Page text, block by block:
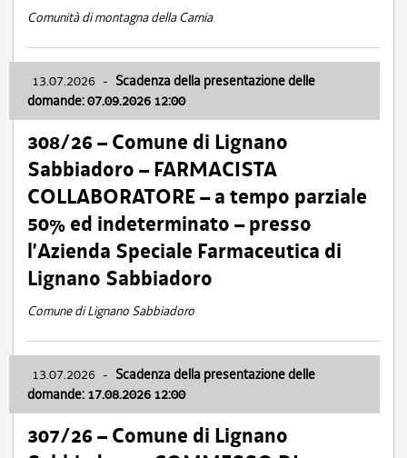
Comunità di montagna della Carnia
13.07.2026 - Scadenza della presentazione delle
domande: 07.09.2026 12:00
308/26 – Comune di Lignano
Sabbiadoro – FARMACISTA
COLLABORATORE – a tempo parziale
50% ed indeterminato – presso
l’Azienda Speciale Farmaceutica di
Lignano Sabbiadoro
Comune di Lignano Sabbiadoro
13.07.2026 - Scadenza della presentazione delle
domande: 17.08.2026 12:00
307/26 – Comune di Lignano